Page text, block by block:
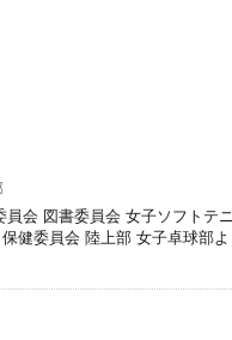
会 図書委員会 女子ソフトテ
健委員会 陸上部 女子卓球部よ